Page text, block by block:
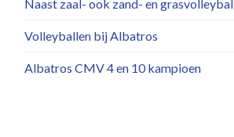
Naast zaal- ook zand- en grasvolleybal
Volleyballen bij Albatros
Albatros CMV 4 en 10 kampioen